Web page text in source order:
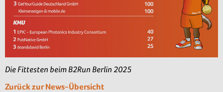
Die Fittesten beim B2Run Berlin 2025
Zurück zur News-Übersicht